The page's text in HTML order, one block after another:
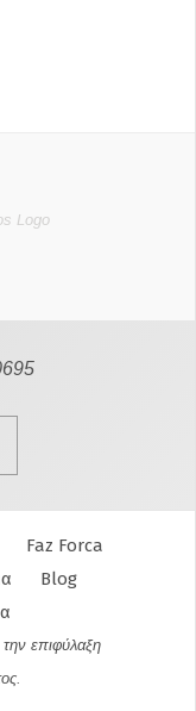
Faz Forca
Blog
επιφύλαξη